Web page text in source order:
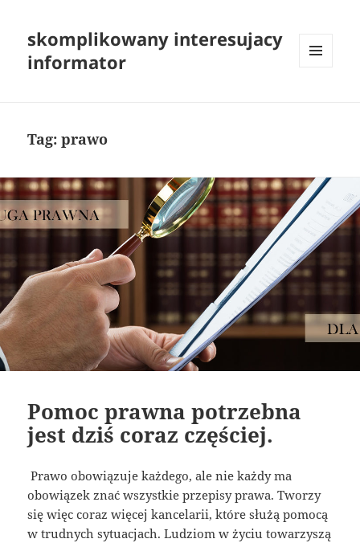
skomplikowany interesujacy
informator
Tag:prawo
Pomoc prawna potrzebna
jest dziś coraz częściej.
Prawo obowiązuje każdego, ale nie każdy ma
obowiązek znać wszystkie przepisy prawa. Tworzy
się więc coraz więcej kancelarii, które służą pomocą
w trudnych sytuacjach. Ludziom w życiu towarzyszą